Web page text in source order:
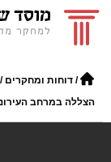
/ דוחות ומחקרים /
הצללה במרחב